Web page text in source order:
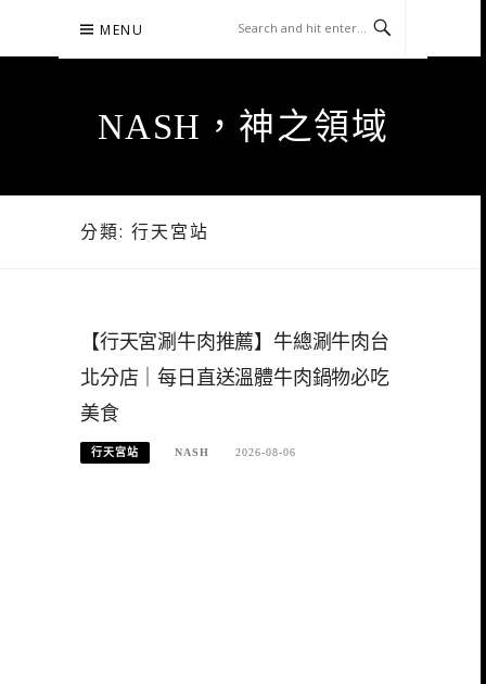
content
MENU
NASH，神之領域
分類: 行天宮站
【行天宮涮牛肉推薦】牛總涮牛肉台
北分店｜每日直送溫體牛肉鍋物必吃
美食
行天宮站 NASH 2026-08-06